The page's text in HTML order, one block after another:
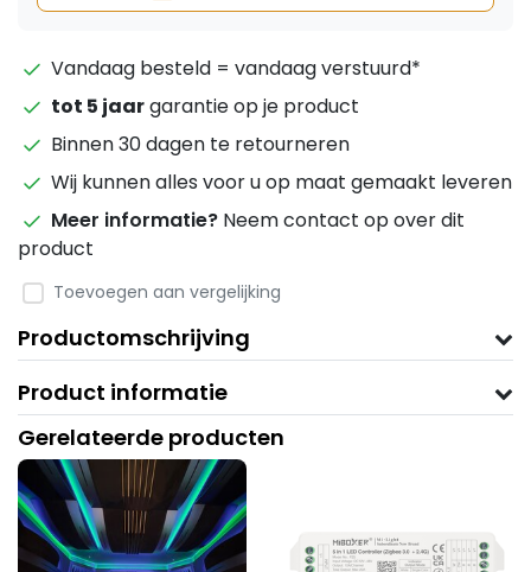
Vandaag besteld = vandaag verstuurd*
tot 5 jaargarantie op je product
Binnen 30 dagen te retourneren
Wij kunnen alles voor u op maat gemaakt leveren
Meer informatie? Neem contact op over dit
product
Toevoegen aan vergelijking
Productomschrijving
Product informatie
Gerelateerde producten